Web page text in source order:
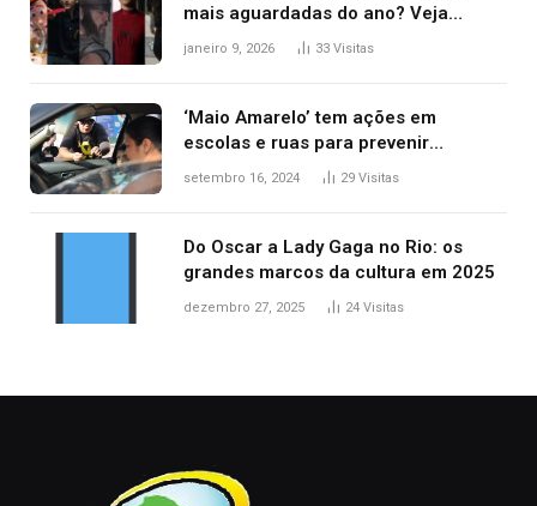
mais aguardadas do ano? Veja
principais lançamentos do cinema
janeiro 9, 2026 33 Visitas
‘Maio Amarelo’ tem ações em
escolas e ruas para prevenir
acidentes no trânsito no AP
setembro 16, 2024 29 Visitas
Do Oscar a Lady Gaga no Rio: os
grandes marcos da cultura em 2025
dezembro 27, 2025 24 Visitas